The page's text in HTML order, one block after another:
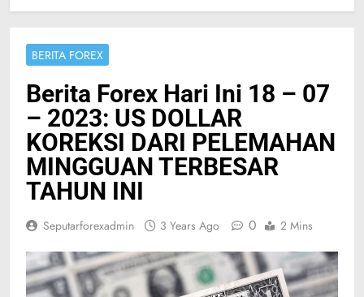
BERITA FOREX
Berita Forex Hari Ini 18 – 07
– 2023: US DOLLAR
KOREKSI DARI PELEMAHAN
MINGGUAN TERBESAR
TAHUN INI
Seputarforexadmin 3 Years Ago 0 2 Mins